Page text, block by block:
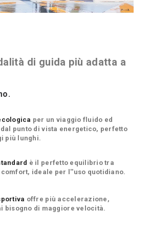
di guida più adatta a
per un viaggio fluido ed
punto di vista energetico, perfetto
più lunghi.
è il perfetto equilibrio tra
comfort, ideale per l''uso quotidiano.
offre più accelerazione,
bisogno di maggiore velocità.